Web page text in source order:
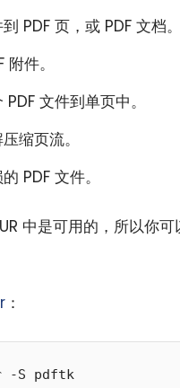
PDF 页，或 PDF 文档。
件。
文件到单页中。
缩页流。
PDF 文件。
中是可用的，所以你
：
-S pdftk